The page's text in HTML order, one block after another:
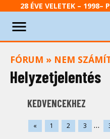
28 ÉVE VELETEK – 1998–
FÓRUM » NEM
Helyzetjelentés
KEDVENCEKHEZ
« 1 2 3 ...